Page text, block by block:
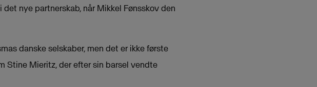
nye partnerskab, når Mikkel Fønsskov den
danske selskaber, men det er ikke første
Stine Mieritz, der efter sin barsel vendte